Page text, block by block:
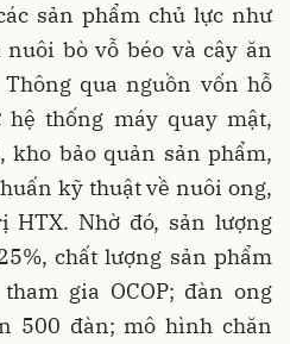
sản phẩm chủ lực như
bò vỗ béo và cây ăn
qua nguồn vốn hỗ
thống máy quay mật,
bảo quản sản phẩm,
kỹ thuật về nuôi ong,
Nhờ đó, sản lượng
chất lượng sản phẩm
gia OCOP; đàn ong
500 đàn; mô hình chăn